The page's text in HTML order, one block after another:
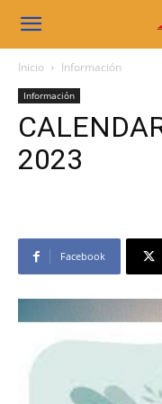
Sindicato
STS
Inicio Información
Información
2023
Facebook